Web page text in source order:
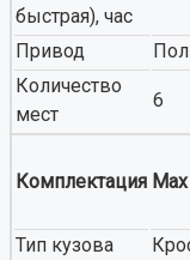
быстрая), час
Привод
Количество
мест
6
Комплектация
Тип кузова